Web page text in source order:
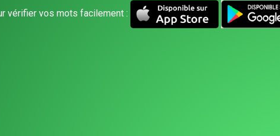
vérifier vos mots facilement :